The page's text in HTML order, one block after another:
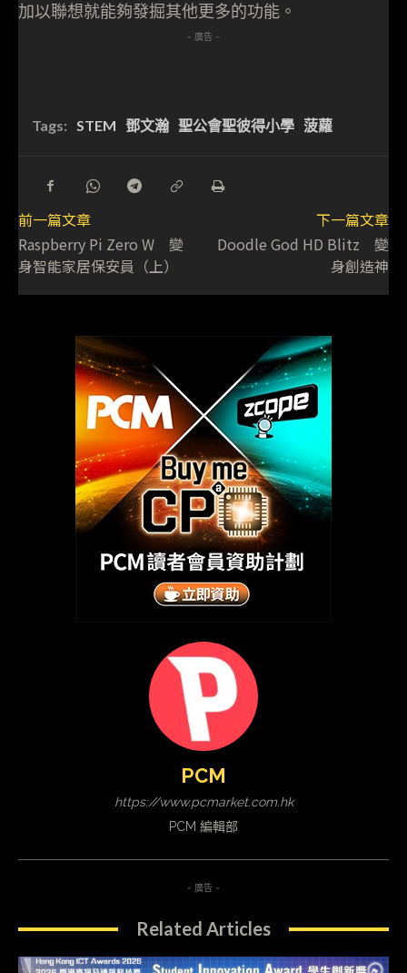
加以聯想就能夠發掘其他更多的功能。
- 廣告 -
Tags: STEM 鄧文瀚 聖公會聖彼得小學 菠蘿
前一篇文章
Raspberry Pi Zero W 變
身智能家居保安員（上）
下一篇文章
Doodle God HD Blitz 變
身創造神
PCM
https://www.pcmarket.com.hk
PCM 編輯部
- 廣告 -
Related Articles